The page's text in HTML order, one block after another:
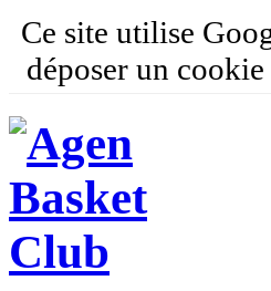
Ce site utilise
déposer un